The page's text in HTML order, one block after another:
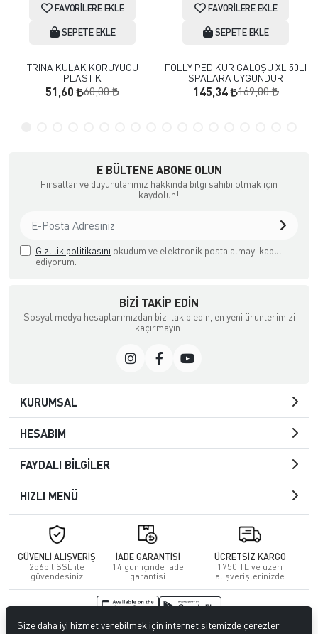
FAVORILERE EKLE
SEPETE EKLE
TRİNA KULAK KORUYUCU
PLASTİK
51,60 60,00
FAVORILERE EKLE
SEPETE EKLE
FOLLY PEDİKÜR GALOŞU XL 50Lİ
SPALARA UYGUNDUR
145,34 169,00
E BÜLTENE ABONE OLUN
Fırsatlar ve duyurularımız hakkında bilgi sahibi olmak için
kaydolun!
Gizlilik politikasını okudum ve elektronik posta almayı kabul
ediyorum.
BIZI TAKIP EDIN
Sosyal medya hesaplarımızdan bizi takip edin, en yeni ürünlerimizi
kaçırmayın!
KURUMSAL
HESABIM
FAYDALI BİLGİLER
HIZLI MENÜ
GÜVENLİ ALIŞVERİŞ
256bit SSL ile
güvendesiniz
İADE GARANTİSİ
14 gün içinde iade
garantisi
ÜCRETSİZ KARGO
1750 TL ve üzeri
alışverişlerinizde
© 2026Kuafördepo. Tüm hakları saklıdır.
Size daha iyi hizmet verebilmek için internet sitemizde çerezler